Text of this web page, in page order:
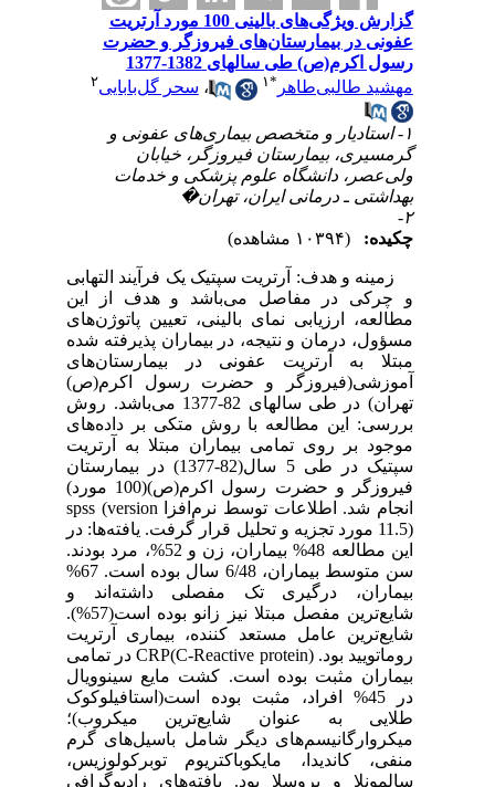
گزارش ویژگی‌های بالینی 100 مورد آرتریت
عفونی در بیمارستان‌های فیروزگر و حضرت
رسول اکرم(ص) طی سالهای 1382-1377
مهشید طالبی‌طاهر* ۱ ،سحر گل‌بابایی
۱- استادیار و متخصص بیماری‌های عفونی و
گرمسیری، بیمارستان فیروزگر، خیابان
ولی‌عصر، دانشگاه علوم پزشکی و خدمات
بهداشتی ـ درمانی ایران، تهران�
چکیده:
زمینه و هدف: آرتریت سپتیک یک فرآیند التهابی
و چرکی در مفاصل می‌باشد و هدف از این
مطالعه، ارزیابی نمای بالینی، تعیین پاتوژن‌های
مسؤول، درمان و نتیجه، در بیماران پذیرفته شده
مبتلا به آرتریت عفونی در بیمارستان‌های
آموزشی(فیروزگر و حضرت رسول اکرم(ص)
تهران) در طی سالهای 82-1377 می‌باشد. روش
بررسی: این مطالعه با روش متکی بر داده‌های
موجود بر روی تمامی بیماران مبتلا به آرتریت
سپتیک در طی 5 سال(82-1377) در بیمارستان
فیروزگر و حضرت رسول اکرم(ص)(100 مورد)
انجام شد. اطلاعات توسط نرم‌افزا spss (version
11.5) مورد تجزیه و تحلیل قرار گرفت. یافته‌ها: در
این مطالعه 48% بیماران، زن و 52%، مرد بودند.
سن متوسط بیماران، 6/48 سال بوده است. 67%
بیماران، درگیری تک مفصلی داشته‌اند و
شایع‌ترین مفصل مبتلا نیز زانو بوده است(57%).
شایع‌ترین عامل مستعد کننده، بیماری آرتریت
روماتویید بود. CRP(C-Reactive protein) در تمامی
بیماران مثبت بوده است. کشت مایع سینوویال
در 45% افراد، مثبت بوده است(استافیلوکوک
طلایی به عنوان شایع‌ترین میکروب)؛
میکروارگانیسم‌های دیگر شامل باسیل‌های گرم
منفی، کاندیدا، مایکوباکتریوم توبرکولوزیس،
سالمونلا و بروسلا بود. یافته‌های رادیوگرافی